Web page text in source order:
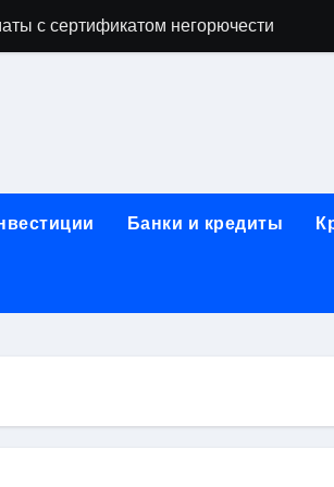
с сертификатом негорючести
и направляющих для конвейерных
лотков для хранения
этапы строительства, проверка
Банки и кредиты